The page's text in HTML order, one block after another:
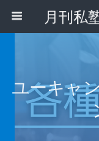
ユーキャ